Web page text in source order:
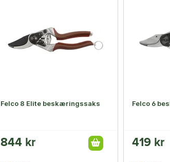
Felco 8 Elite beskæringssaks
844 kr
Felco 6
419 kr